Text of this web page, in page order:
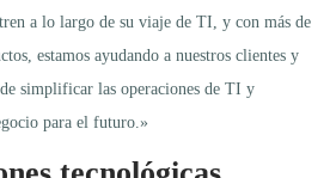
a lo largo de su viaje de TI, y con más de
estamos ayudando a nuestros clientes y
simplificar las operaciones de TI y
para el futuro.»